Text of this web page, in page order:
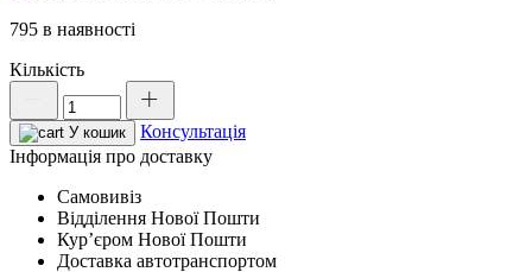
795 в наявності
Кількість
силовий
одноболтовий,
RGBS,
162-
174/26
мм,
RGBS168/
У кошик
Консультація
Інформація про доставку
Самовивіз
Відділення Нової Пошти
Курʼєром Нової Пошти
Доставка автотранспортом